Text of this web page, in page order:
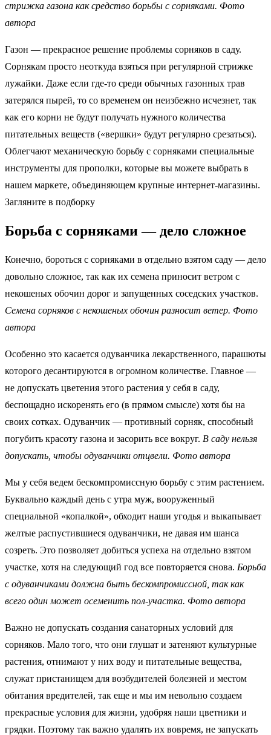
стрижка газона как средство борьбы с сорняками. Фото
автора
Газон — прекрасное решение проблемы сорняков в саду.
Сорнякам просто неоткуда взяться при регулярной стрижке
лужайки. Даже если где-то среди обычных газонных трав
затерялся пырей, то со временем он неизбежно исчезнет, так
как его корни не будут получать нужного количества
питательных веществ («вершки» будут регулярно срезаться).
Облегчают механическую борьбу с сорняками специальные
инструменты для прополки, которые вы можете выбрать в
нашем маркете, объединяющем крупные интернет-магазины.
Загляните в подборку
Борьба с сорняками — дело сложное
Конечно, бороться с сорняками в отдельно взятом саду — дело
довольно сложное, так как их семена приносит ветром с
некошеных обочин дорог и запущенных соседских участков.
Семена сорняков с некошеных обочин разносит ветер. Фото
автора
Особенно это касается одуванчика лекарственного, парашюты
которого десантируются в огромном количестве. Главное —
не допускать цветения этого растения у себя в саду,
беспощадно искоренять его (в прямом смысле) хотя бы на
своих сотках. Одуванчик — противный сорняк, способный
погубить красоту газона и засорить все вокруг. В саду нельзя
допускать, чтобы одуванчики отцвели. Фото автора
Мы у себя ведем бескомпромиссную борьбу с этим растением.
Буквально каждый день с утра муж, вооруженный
специальной «копалкой», обходит наши угодья и выкапывает
желтые распустившиеся одуванчики, не давая им шанса
созреть. Это позволяет добиться успеха на отдельно взятом
участке, хотя на следующий год все повторяется снова. Борьба
с одуванчиками должна быть бескомпромиссной, так как
всего один может осеменить пол-участка. Фото автора
Важно не допускать создания санаторных условий для
сорняков. Мало того, что они глушат и затеняют культурные
растения, отнимают у них воду и питательные вещества,
служат пристанищем для возбудителей болезней и местом
обитания вредителей, так еще и мы им невольно создаем
прекрасные условия для жизни, удобряя наши цветники и
грядки. Поэтому так важно удалять их вовремя, не запускать